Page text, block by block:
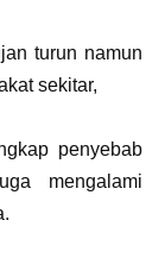
turun namun
sekitar,
penyebab
mengalami